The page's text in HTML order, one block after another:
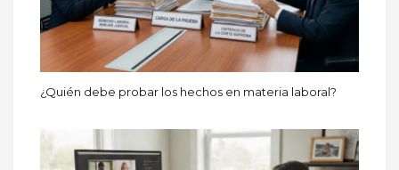
¿Quién debe probar los hechos en materia laboral?